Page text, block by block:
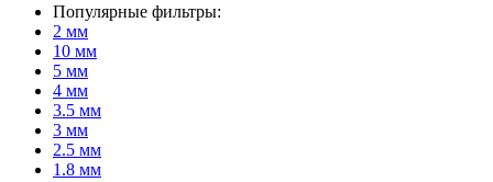
Популярные фильтры:
2 мм
10 мм
5 мм
4 мм
3.5 мм
3 мм
2.5 мм
1.8 мм